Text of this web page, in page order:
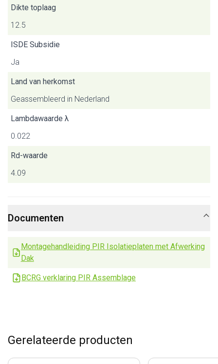
Dikte toplaag
12.5
ISDE Subsidie
Ja
Land van herkomst
Geassembleerd in Nederland
Lambdawaarde λ
0.022
Rd-waarde
4.09
Documenten
Montagehandleiding PIR Isolatieplaten met Afwerking
Dak
BCRG verklaring PIR Assemblage
Gerelateerde producten